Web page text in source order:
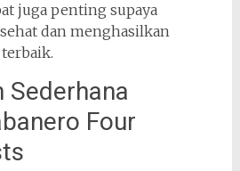
juga penting supaya
dan menghasilkan
Sederhana
Four